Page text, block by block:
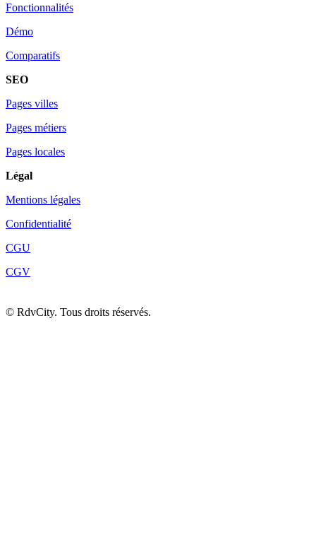
Fonctionnalités
Démo
Comparatifs
SEO
Pages villes
Pages métiers
Pages locales
Légal
Mentions légales
Confidentialité
CGU
CGV
© RdvCity. Tous droits réservés.